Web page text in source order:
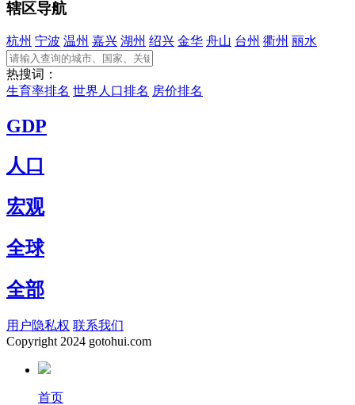
辖区导航
杭州 宁波 温州 嘉兴 湖州 绍兴 金华 舟山 台州 衢州 丽水
热搜词：
生育率排名 世界人口排名 房价排名
GDP
人口
宏观
全球
全部
用户隐私权 联系我们
Copyright 2024 gotohui.com
首页